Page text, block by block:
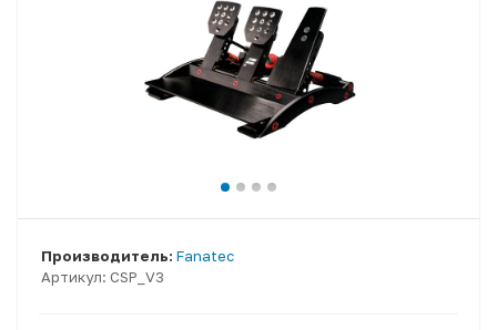
Артикул: CSP_V3
Производитель: Fanatec